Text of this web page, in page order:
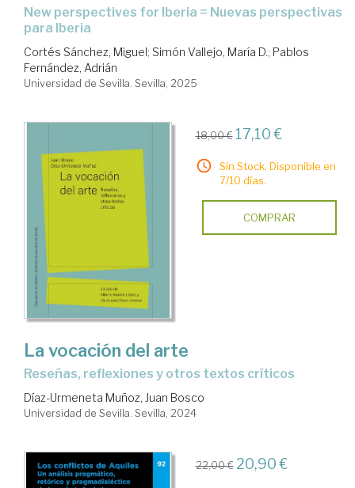
New perspectives for Iberia = Nuevas perspectivas
para Iberia
Cortés Sánchez, Miguel; Simón Vallejo, María D.; Pablos
Fernández, Adrián
Universidad de Sevilla. Sevilla, 2025
18,00 € 17,10 €
Sin Stock. Disponible en
7/10 días.
COMPRAR
La vocación del arte
Reseñas, reflexiones y otros textos críticos
Díaz-Urmeneta Muñoz, Juan Bosco
Universidad de Sevilla. Sevilla, 2024
22,00 € 20,90 €